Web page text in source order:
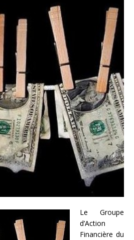
Le Groupe
d’Action
Financière du